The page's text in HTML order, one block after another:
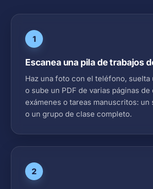
1
Escanea una pila de trabajos
Haz una foto con el teléfono, suelta
o sube un PDF de varias páginas de
exámenes o tareas manuscritos: un
o un grupo de clase completo.
2